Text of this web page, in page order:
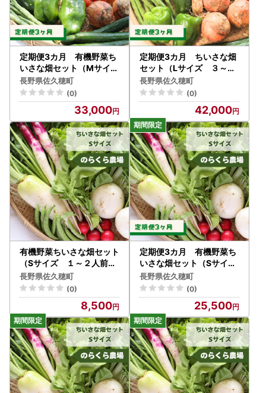
定期便3カ月 有機野菜ち
いさな畑セット（Mサイズ
２～３人前）（NK-T50
2）
長野県佐久穂町
(0)
33,000
定期便3カ月 ちいさな畑
セット（Lサイズ ３～４
人前）（NK-T506）
長野県佐久穂町
(0)
42,000
有機野菜ちいさな畑セット
（Sサイズ １～２人前）
［NK-120］
長野県佐久穂町
(0)
8,500
定期便3カ月 有機野菜ち
いさな畑セット（Sサイズ
１～２人前）（NK-T51
9）
長野県佐久穂町
(0)
25,500